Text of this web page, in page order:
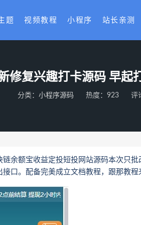
题 视频教程 小程序 站长亲测
修复兴趣打卡源码 早起
分类： 小程序源码 热度：923 评
余额宝收益定投短投网站源码本次只
口。配备完美成立文档教程，跟那教程